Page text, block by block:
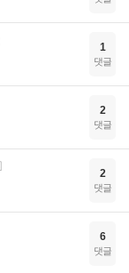
1
댓글
2
댓글
2
댓글
6
댓글